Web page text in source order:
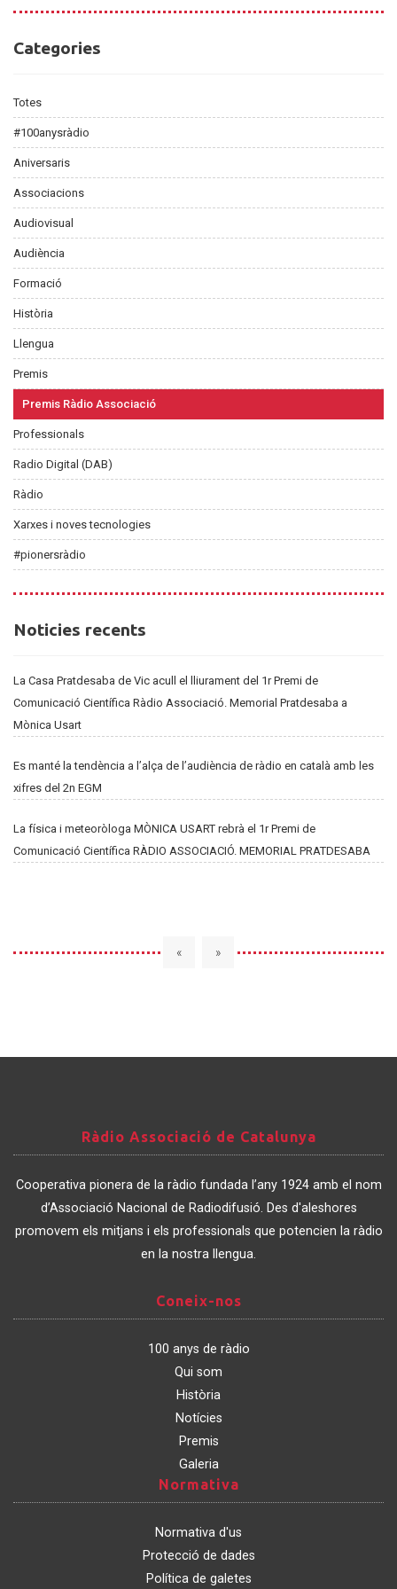
Categories
Categories
Totes
#100anysràdio
Aniversaris
Associacions
Audiovisual
Audiència
Formació
Història
Llengua
Premis
Premis Ràdio Associació
Professionals
Radio Digital (DAB)
Ràdio
Xarxes i noves tecnologies
#pionersràdio
Noticies
Noticies recents
La Casa Pratdesaba de Vic acull el lliurament del 1r Premi de
Comunicació Científica Ràdio Associació. Memorial Pratdesaba a
Mònica Usart
Es manté la tendència a l’alça de l’audiència de ràdio en català amb les
xifres del 2n EGM
La física i meteoròloga MÒNICA USART rebrà el 1r Premi de
Comunicació Científica RÀDIO ASSOCIACIÓ. MEMORIAL PRATDESABA
« »
Associació
de
Catalunya
Ràdio Associació de Catalunya
Cooperativa pionera de la ràdio fundada l’any 1924 amb el nom
d’Associació Nacional de Radiodifusió. Des d'aleshores
promovem els mitjans i els professionals que potencien la ràdio
en la nostra llengua.
nos
Coneix-nos
100 anys de ràdio
Qui som
Història
Notícies
Premis
Galeria
Normativa
Normativa d'us
Protecció de dades
Política de galetes